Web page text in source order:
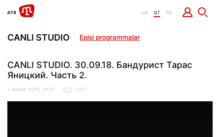
UA QT EN
CANLI STUDIO Episi programmalar
CANLI STUDIO. 30.09.18. Бандурист Тарас
Яницкий. Часть 2.
1 oktâbr 2018, 19:15 1511